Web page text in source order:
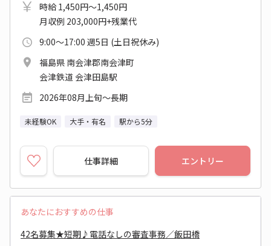
時給 1,450円～1,450円
月収例 203,000円+残業代
9:00～17:00 週5日 (土日祝休み)
福島県 南会津郡南会津町
会津鉄道 会津田島駅
2026年08月上旬～長期
未経験OK 大手・有名 駅から5分
仕事詳細 エントリー
あなたにおすすめの仕事
42名募集★短期♪電話なしの審査事務／飯田橋